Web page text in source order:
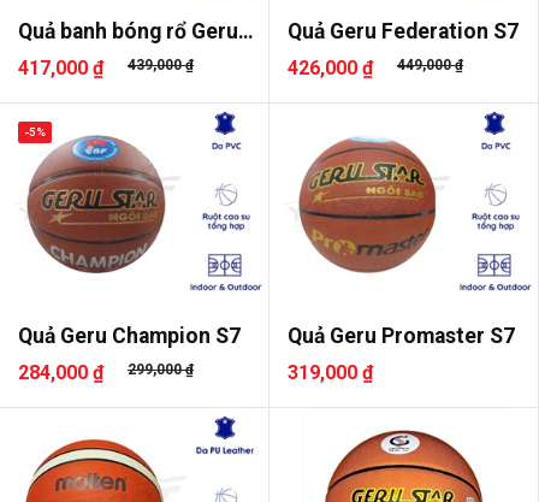
Quả banh bóng rổ Geru
Federa..
417,000 ₫ 439,000 ₫
Quả Geru Federation S7
426,000 ₫ 449,000 ₫
Quả Geru Champion S7
284,000 ₫ 299,000 ₫
-5%
Quả Geru Promaster S7
319,000 ₫